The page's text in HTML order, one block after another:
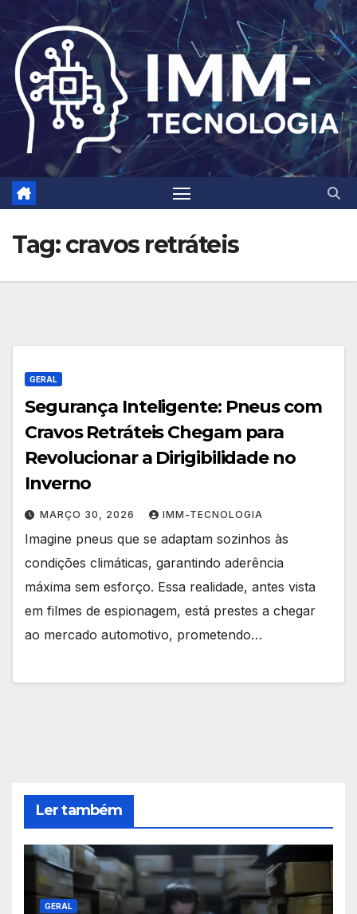
to
content
Tag:cravos retráteis
GERAL
Segurança Inteligente: Pneus com
Cravos Retráteis Chegam para
Revolucionar a Dirigibilidade no
Inverno
MARÇO 30, 2026 IMM-TECNOLOGIA
Imagine pneus que se adaptam sozinhos às
condições climáticas, garantindo aderência
máxima sem esforço. Essa realidade, antes vista
em filmes de espionagem, está prestes a chegar
ao mercado automotivo, prometendo…
Ler também
GERAL